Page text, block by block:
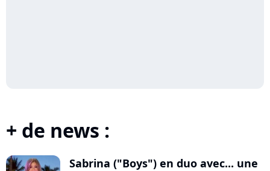
+ de news :
Sabrina ("Boys") en duo avec... une